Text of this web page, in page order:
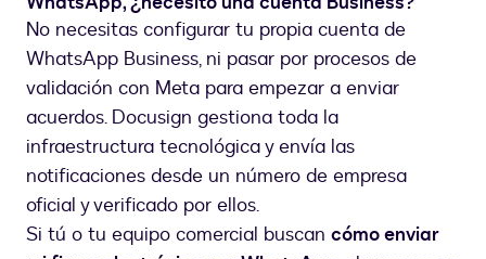
No necesitas configurar tu propia cuenta de
WhatsApp Business, ni pasar por procesos de
validación con Meta para empezar a enviar
acuerdos. Docusign gestiona toda la
infraestructura tecnológica y envía las
notificaciones desde un número de empresa
oficial y verificado por ellos.
Si tú o tu equipo comercial buscan cómo enviar